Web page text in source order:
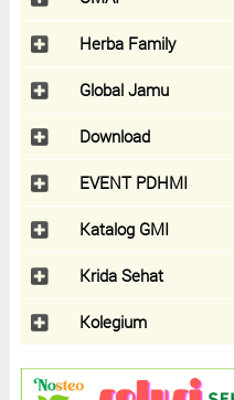
Herba Family
Global Jamu
Download
EVENT PDHMI
Katalog GMI
Krida Sehat
Kolegium